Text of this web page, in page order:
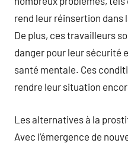
rend leur réinsertion dans
De plus, ces travailleurs
danger pour leur sécurité
santé mentale. Ces
rendre leur situation
Les alternatives à la
Avec l’émergence de